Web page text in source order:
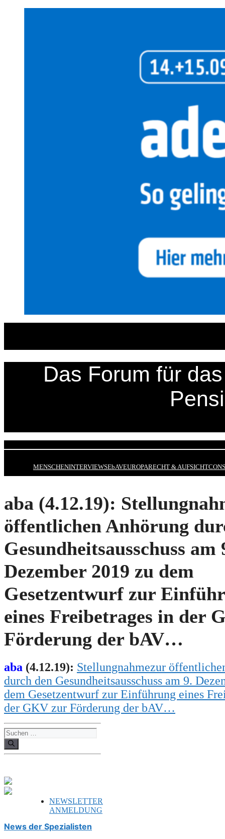
Das Forum für
MENSCHENINTERVIEWSEbAVEUROPARECHT & AUFSICHT
aba (4.12.19):
öffentlichen Anhörung
Gesundheitsausschuss am
Dezember 2019 zu dem
Gesetzentwurf zur
eines Freibetrages in der
Förderung der bAV…
aba (4.12.19): Stellungnahmezur
durch den Gesundheitsausschuss am 9.
dem Gesetzentwurf zur Einführung eines
der GKV zur Förderung der bAV…
Suchen
nach:
NEWSLETTER
ANMELDUNG
News der Spezialisten